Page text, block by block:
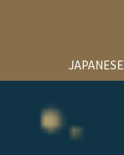
JAPANESE